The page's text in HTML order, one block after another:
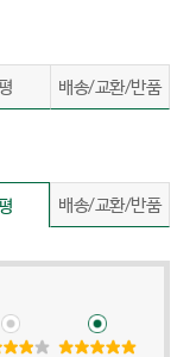
배송/교환/반품
배송/교환/반품